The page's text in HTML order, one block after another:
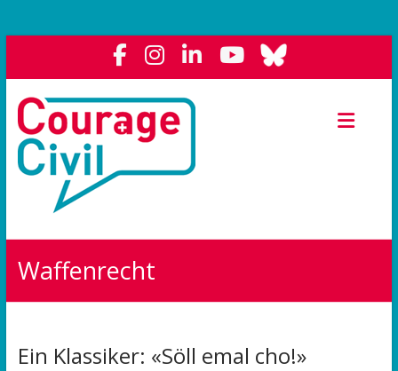
Courage
Civil
Weil
Demokratie
Waffenrecht
Ein Klassiker: «Söll emal cho!»